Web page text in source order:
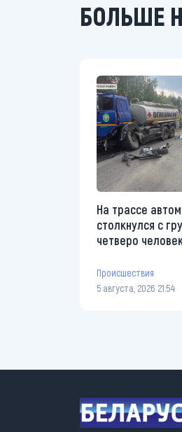
БОЛЬШЕ
На трассе
столкнулся с
четверо
Происшествия
5 августа, 2026 21:54